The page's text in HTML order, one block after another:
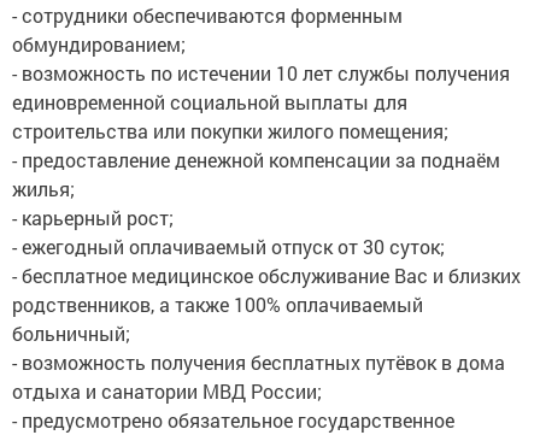
- сотрудники обеспечиваются форменным
обмундированием;
- возможность по истечении 10 лет службы получения
единовременной социальной выплаты для
строительства или покупки жилого помещения;
- предоставление денежной компенсации за поднаём
жилья;
- карьерный рост;
- ежегодный оплачиваемый отпуск от 30 суток;
- бесплатное медицинское обслуживание Вас и близких
родственников, а также 100% оплачиваемый
больничный;
- возможность получения бесплатных путёвок в дома
отдыха и санатории МВД России;
- предусмотрено обязательное государственное